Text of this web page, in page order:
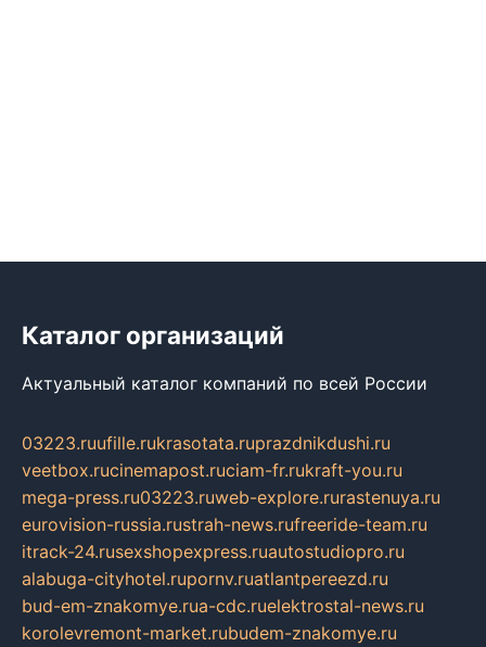
Каталог организаций
Актуальный каталог компаний по всей России
03223.ruufille.rukrasotata.ruprazdnikdushi.ru
veetbox.rucinemapost.ruciam-fr.rukraft-you.ru
mega-press.ru03223.ruweb-explore.rurastenuya.ru
eurovision-russia.rustrah-news.rufreeride-team.ru
itrack-24.rusexshopexpress.ruautostudiopro.ru
alabuga-cityhotel.rupornv.ruatlantpereezd.ru
bud-em-znakomye.rua-cdc.ruelektrostal-news.ru
korolevremont-market.rubudem-znakomye.ru